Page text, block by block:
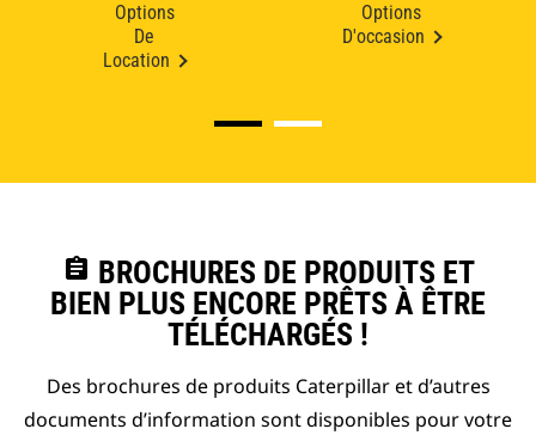
Options
De
Location
Options
D'occasion
assignment BROCHURES DE PRODUITS ET
BIEN PLUS ENCORE PRÊTS À ÊTRE
TÉLÉCHARGÉS !
Des brochures de produits Caterpillar et d’autres
documents d’information sont disponibles pour votre